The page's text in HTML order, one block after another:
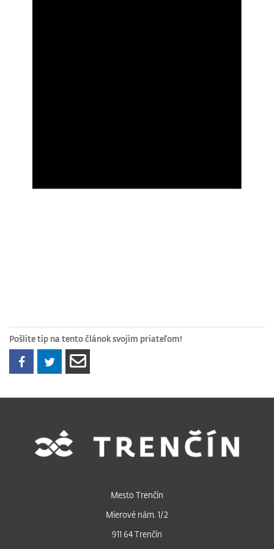
Pošlite tip na tento článok svojim priateľom!
Mesto Trenčín
Mierové nám. 1/2
911 64 Trenčín